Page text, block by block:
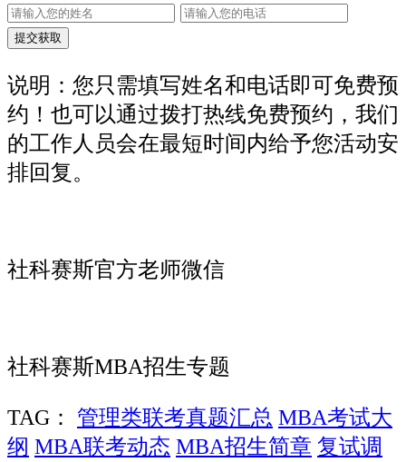
说明：您只需填写姓名和电话即可免费预
约！也可以通过拨打热线免费预约，我们
的工作人员会在最短时间内给予您活动安
排回复。
社科赛斯官方老师微信
社科赛斯MBA招生专题
TAG： 管理类联考真题汇总 MBA考试大
纲 MBA联考动态 MBA招生简章 复试调